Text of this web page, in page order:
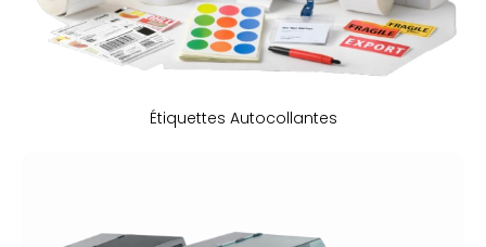
Étiquettes Autocollantes